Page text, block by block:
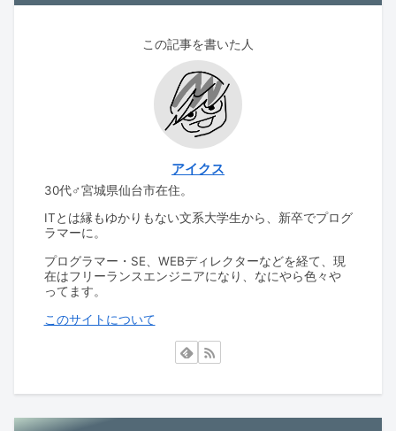
この記事を書いた人
アイクス
30代♂宮城県仙台市在住。
ITとは縁もゆかりもない文系大学生から、新卒でプログ
ラマーに。
プログラマー・SE、WEBディレクターなどを経て、現
在はフリーランスエンジニアになり、なにやら色々や
ってます。
このサイトについて